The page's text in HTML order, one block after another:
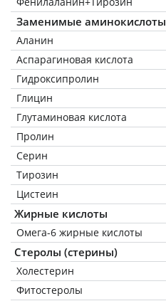
Заменимые аминокислоты
Аланин
Аспарагиновая кислота
Гидроксипролин
Глицин
Глутаминовая кислота
Пролин
Серин
Тирозин
Цистеин
Жирные кислоты
Омега-6 жирные кислоты
Стеролы (стерины)
Холестерин
Фитостеролы